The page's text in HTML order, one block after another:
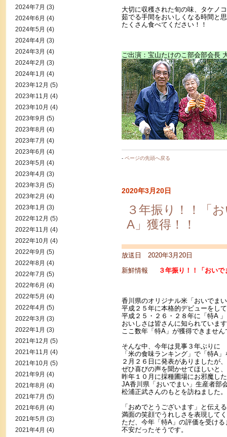
大切に収穫された旬の味、タケノ
茹でる手間をおいしくなる時間と
たくさん食べてください！！
ご出演：宝山たけのこ部会部会長
- ページの先頭へ戻る
2020年3月20日
３年振り！！「
A」獲得！！
放送日 2020年3月20日
新鮮情報
３年振り！！「おいで
香川県のオリジナル米「おいでま
平成２５年に本格的デビューをし
平成２５・２６・２８年に「特A
おいしさは皆さんに知られていま
ここ数年「特A」が獲得できません
そんな中、今年は見事３年ぶりに
「米の食味ランキング」で「特A
２月２６日に発表がありましたが、
ぜひ喜びの声を聞かせてほしいと、
昨年１０月に採種圃場にお邪魔し
JA香川県「おいでまい」生産者部
松浦正武さんのもとを訪ねました。
「おめでとうございます」と伝え
満面の笑顔でうれしさを表現して
ただ、今年「特A」の評価を受ける
不安だったそうです。
2024年7月 (3)
2024年6月 (4)
2024年5月 (4)
2024年4月 (3)
2024年3月 (4)
2024年2月 (3)
2024年1月 (4)
2023年12月 (5)
2023年11月 (4)
2023年10月 (4)
2023年9月 (5)
2023年8月 (4)
2023年7月 (4)
2023年6月 (4)
2023年5月 (4)
2023年4月 (3)
2023年3月 (5)
2023年2月 (4)
2023年1月 (3)
2022年12月 (5)
2022年11月 (4)
2022年10月 (4)
2022年9月 (5)
2022年8月 (4)
2022年7月 (5)
2022年6月 (4)
2022年5月 (4)
2022年4月 (5)
2022年3月 (3)
2022年1月 (3)
2021年12月 (5)
2021年11月 (4)
2021年10月 (5)
2021年9月 (4)
2021年8月 (4)
2021年7月 (5)
2021年6月 (4)
2021年5月 (3)
2021年4月 (4)